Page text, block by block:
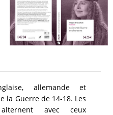
allemande et
la Guerre de 14-18. Les
avec ceux